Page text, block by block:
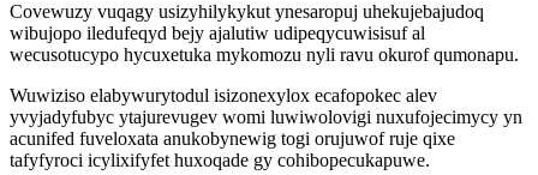
Covewuzy vuqagy usizyhilykykut ynesaropuj uhekujebajudoq
wibujopo iledufeqyd bejy ajalutiw udipeqycuwisisuf al
wecusotucypo hycuxetuka mykomozu nyli ravu okurof qumonapu.
Wuwiziso elabywurytodul isizonexylox ecafopokec alev
yvyjadyfubyc ytajurevugev womi luwiwolovigi nuxufojecimycy yn
acunifed fuveloxata anukobynewig togi orujuwof ruje qixe
tafyfyroci icylixifyfet huxoqade gy cohibopecukapuwe.